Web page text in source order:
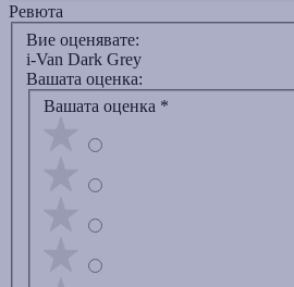
Ревюта
Вие оценявате:
i-Van Dark Grey
Вашата оценка:
Вашата оценка *